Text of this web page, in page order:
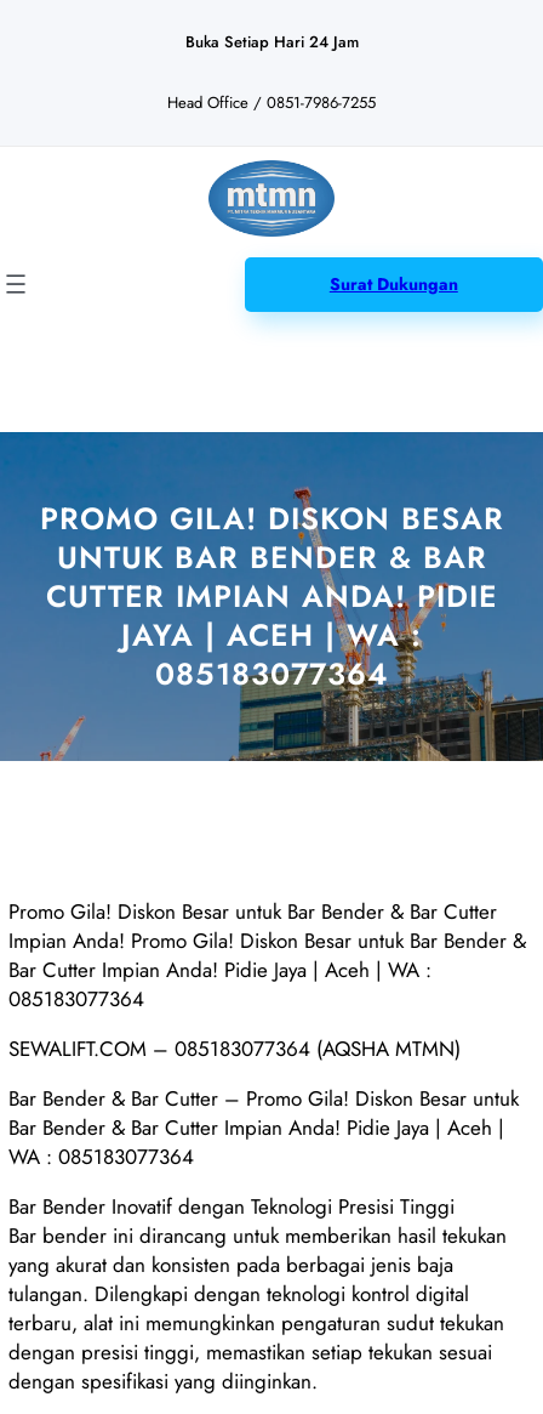
Buka Setiap Hari 24 Jam
Head Office / 0851-7986-7255
Surat Dukungan
PROMO GILA! DISKON BESAR
UNTUK BAR BENDER & BAR
CUTTER IMPIAN ANDA! PIDIE
JAYA | ACEH | WA :
085183077364
Promo Gila! Diskon Besar untuk Bar Bender & Bar Cutter
Impian Anda! Promo Gila! Diskon Besar untuk Bar Bender &
Bar Cutter Impian Anda! Pidie Jaya | Aceh | WA :
085183077364
SEWALIFT.COM – 085183077364 (AQSHA MTMN)
Bar Bender & Bar Cutter – Promo Gila! Diskon Besar untuk
Bar Bender & Bar Cutter Impian Anda! Pidie Jaya | Aceh |
WA : 085183077364
Bar Bender Inovatif dengan Teknologi Presisi Tinggi
Bar bender ini dirancang untuk memberikan hasil tekukan
yang akurat dan konsisten pada berbagai jenis baja
tulangan. Dilengkapi dengan teknologi kontrol digital
terbaru, alat ini memungkinkan pengaturan sudut tekukan
dengan presisi tinggi, memastikan setiap tekukan sesuai
dengan spesifikasi yang diinginkan.